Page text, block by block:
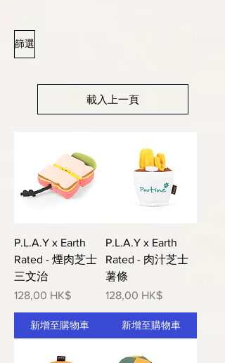
篩選
載入上一頁
P.L.A.Y x Earth
Rated - 煙肉芝士
三文治
價格
128,00 HK$
新增至購物車
P.L.A.Y x Earth
Rated - 肉汁芝士
薯條
價格
128,00 HK$
新增至購物車